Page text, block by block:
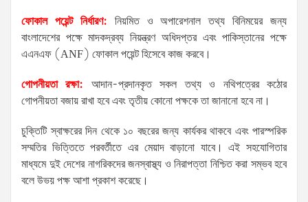
ফোকাল পয়েন্ট নির্ধারণ: নিয়মিত ও অপারেশনাল তথ্য বিনিময়ের জন্য
বাংলাদেশের পক্ষে মাদকদ্রব্য নিয়ন্ত্রণ অধিদপ্তর এবং পাকিস্তানের পক্ষে
এএনএফ (ANF) ফোকাল পয়েন্ট হিসেবে কাজ করবে।
গোপনীয়তা রক্ষা: আদান-প্রদানকৃত সকল তথ্য ও নথিপত্রের কঠোর
গোপনীয়তা বজায় রাখা হবে এবং তৃতীয় কোনো পক্ষকে তা জানানো হবে না।
চুক্তিটি স্বাক্ষরের দিন থেকে ১০ বছরের জন্য কার্যকর থাকবে এবং পারস্পরিক
সম্মতির ভিত্তিতে পরবর্তীতে এর মেয়াদ বাড়ানো যাবে। এই সহযোগিতার
মাধ্যমে দুই দেশের নাগরিকদের জনস্বাস্থ্য ও নিরাপত্তা নিশ্চিত করা সম্ভব হবে
বলে উভয় পক্ষ আশা প্রকাশ করেছে।